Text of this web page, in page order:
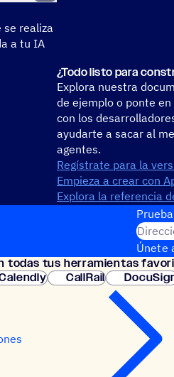
realiza
a tu IA
¿Todo listo para
Explora nuestra
de ejemplo o ponte
con los
ayudarte a sacar al
agentes.
Regístrate para la
Empieza a crear con
Explora la referencia
Únete a la
Únete
todas tus herramientas
CallRail